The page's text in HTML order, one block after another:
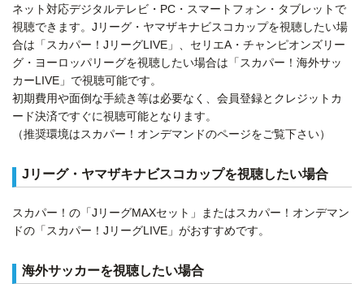
ネット対応デジタルテレビ・PC・スマートフォン・タブレットで
視聴できます。Jリーグ・ヤマザキナビスコカップを視聴したい場
合は「スカパー！JリーグLIVE」、セリエA・チャンピオンズリー
グ・ヨーロッパリーグを視聴したい場合は「スカパー！海外サッ
カーLIVE」で視聴可能です。
初期費用や面倒な手続き等は必要なく、会員登録とクレジットカ
ード決済ですぐに視聴可能となります。
（推奨環境はスカパー！オンデマンドのページをご覧下さい）
Jリーグ・ヤマザキナビスコカップを視聴したい場合
スカパー！の「JリーグMAXセット」またはスカパー！オンデマン
ドの「スカパー！JリーグLIVE」がおすすめです。
海外サッカーを視聴したい場合